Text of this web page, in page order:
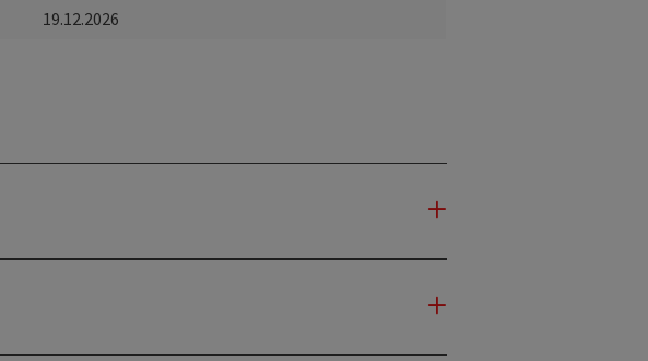
19.12.2026